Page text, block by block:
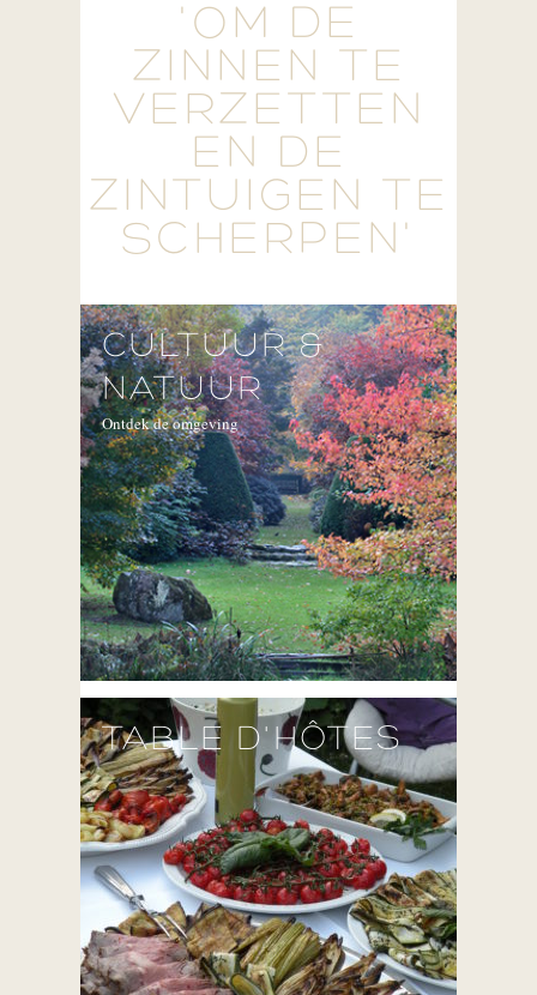
'OM DE
ZINNEN TE
VERZETTEN
EN DE
ZINTUIGEN TE
SCHERPEN'
CULTUUR &
NATUUR
Ontdek de omgeving
TABLE D'HÔTES